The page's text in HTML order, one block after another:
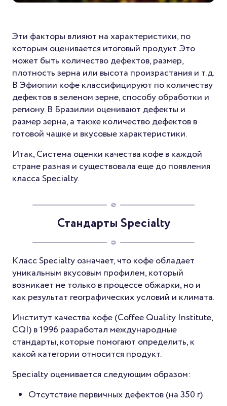
Эти факторы влияют на характеристики, по
которым оценивается итоговый продукт. Это
может быть количество дефектов, размер,
плотность зерна или высота произрастания и т.д.
В Эфиопии кофе классифицируют по количеству
дефектов в зеленом зерне, способу обработки и
региону. В Бразилии оценивают дефекты и
размер зерна, а также количество дефектов в
готовой чашке и вкусовые характеристики.
Итак, Система оценки качества кофе в каждой
стране разная и существовала еще до появления
класса Specialty.
Стандарты Specialty
Класс Specialty означает, что кофе обладает
уникальным вкусовым профилем, который
возникает не только в процессе обжарки, но и
как результат географических условий и климата.
Институт качества кофе (Coffee Quality Institute,
CQI) в 1996 разработал международные
стандарты, которые помогают определить, к
какой категории относится продукт.
Specialty оценивается следующим образом:
Отсутствие первичных дефектов (на 350 г)